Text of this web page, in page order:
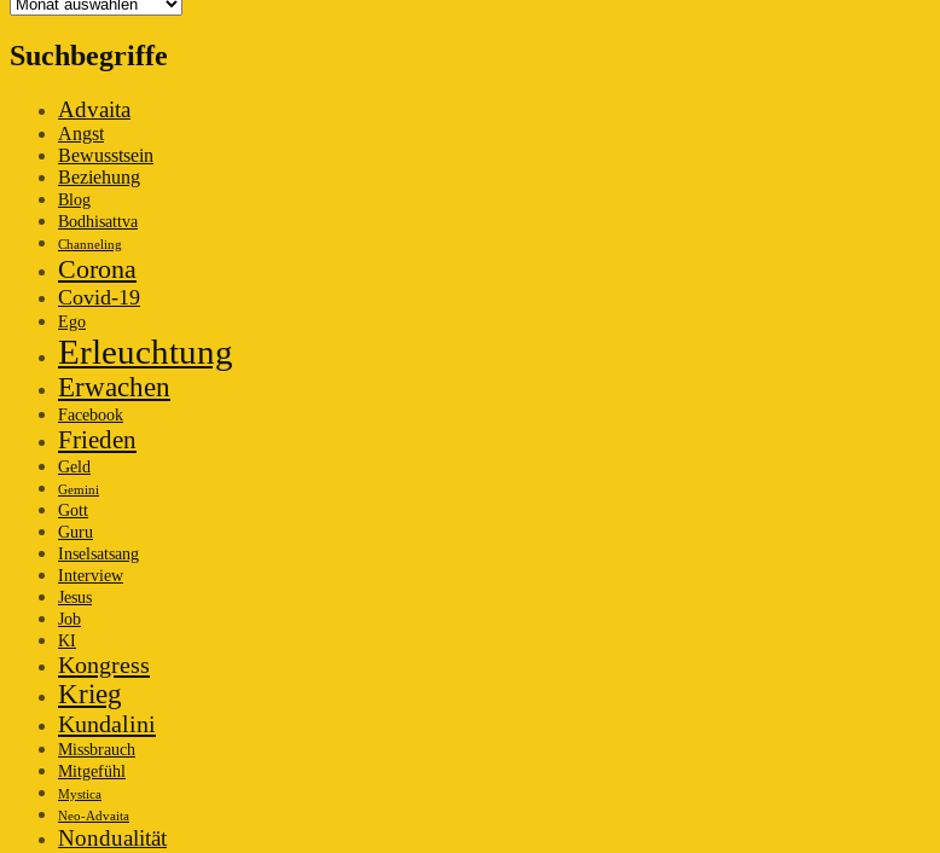
Suchbegriffe
Advaita
Angst
Bewusstsein
Beziehung
Blog
Bodhisattva
Channeling
Corona
Covid-19
Ego
Erleuchtung
Erwachen
Facebook
Frieden
Geld
Gemini
Gott
Guru
Inselsatsang
Interview
Jesus
Job
KI
Kongress
Krieg
Kundalini
Missbrauch
Mitgefühl
Mystica
Neo-Advaita
Nondualität